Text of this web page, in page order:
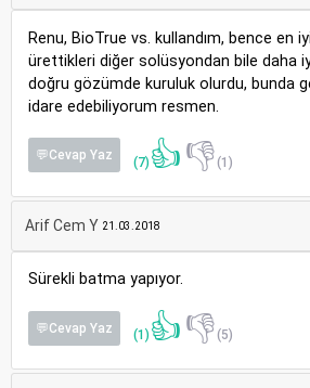
Renu, BioTrue vs. kullandım, bence en
ürettikleri diğer solüsyondan bile daha
doğru gözümde kuruluk olurdu, bunda
idare edebiliyorum resmen.
💬Cevap Yaz (7) 👍👎(1)
Arif Cem Y 21.03.2018
Sürekli batma yapıyor.
💬Cevap Yaz (1) 👍👎(5)